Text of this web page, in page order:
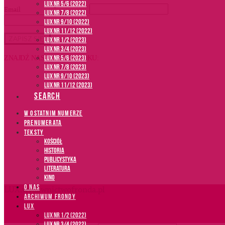
LUX NR 5/6 (2022)
LUX NR 7/8 (2022)
LUX nr 9/10 (2022)
LUX NR 11/12 (2022)
LUX NR 1/2 (2023)
LUX NR 3/4 (2023)
LUX NR 5/6 (2023)
LUX NR 7/8 (2023)
LUX NR 9/10 (2023)
LUX NR 11/12 (2023)
SEARCH
W OSTATNIM NUMERZE
PRENUMERATA
TEKSTY
Kościół
Historia
Publicystyka
Literatura
Kino
O NAS
ARCHIWUM FRONDY
LUX
LUX NR 1/2 (2022)
Email*
ZNAJDŹ NAS NA FACEBOOKU:
LUX.wydawnictwofronda.pl